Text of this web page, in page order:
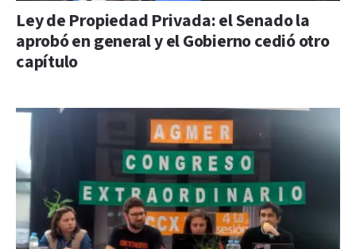
Ley de Propiedad Privada: el Senado la
aprobó en general y el Gobierno cedió otro
capítulo